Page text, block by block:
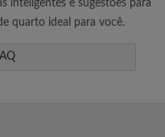
combinações de
inteligentes e sugestões para
quarto ideal para você.